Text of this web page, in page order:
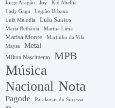
Jorge Aragão Joy Kid Abelha
Lady Gaga
Legião Urbana
Luiz Melodia
Lulu Santos
Maria Bethânia Marina Lima
Marisa Monte
Martinho da Vila
Maysa
Metal
MIlton Nascimento MPB
Música
Nacional Nota
Pagode Paralamas do Sucesso